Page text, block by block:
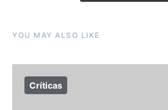
YOU MAY ALSO LIKE
Críticas